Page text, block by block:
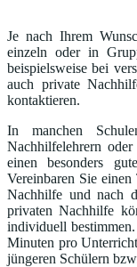
Je nach Ihrem
einzeln oder in
beispielsweise bei
auch private
kontaktieren.
In manchen
Nachhilfelehrern
einen besonders
Vereinbaren Sie
Nachhilfe und nach
privaten Nachhilfe
individuell
Minuten pro
jüngeren Schülern